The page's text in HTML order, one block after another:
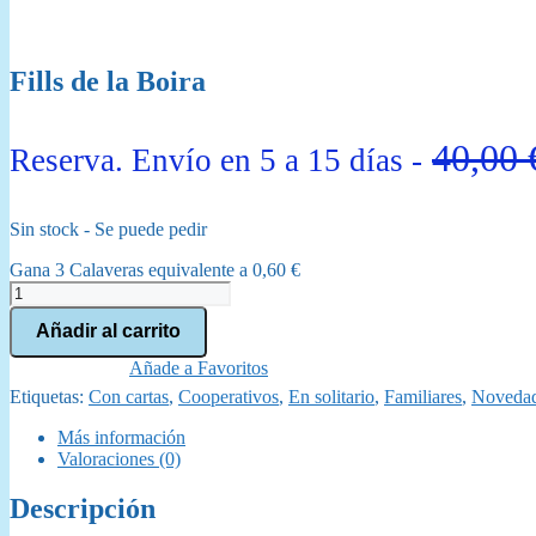
Fills de la Boira
Reserva. Envío en 5 a 15 días - 40,00
Sin stock - Se puede pedir
Gana 3 Calaveras equivalente a 0,60 €
Fills
de
Boira
Añadir al carrito
Añade a Favoritos
Etiquetas: Con cartas, Cooperativos, En solitario, Familiares,
Más información
Valoraciones (0)
Descripción